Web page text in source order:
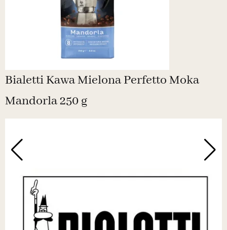
Bialetti Kawa Mielona Perfetto Moka
Mandorla 250 g